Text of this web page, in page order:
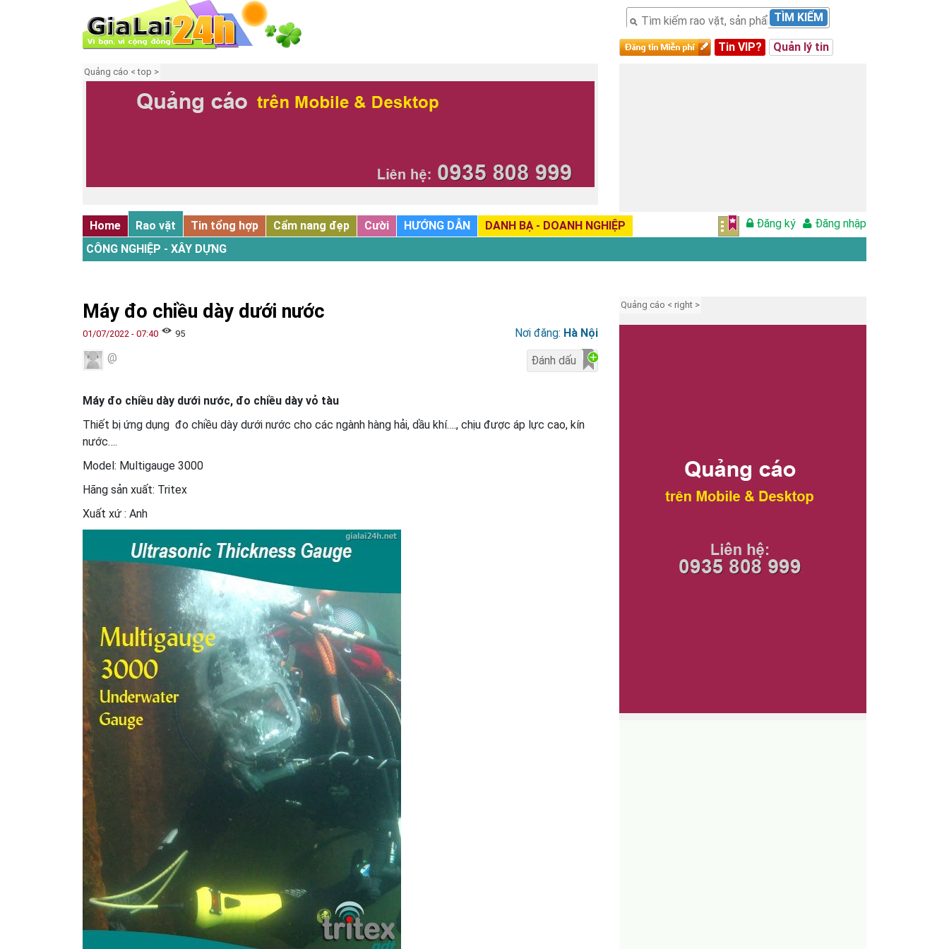
TÌM KIẾM
Tin VIP? Quản lý tin
Quảng cáo < top >
Home Rao vặt Tin tổng hợp Cẩm nang đẹp Cười HƯỚNG DẪN DANH BẠ - DOANH NGHIỆP Đăng ký
Đăng nhập
CÔNG NGHIỆP - XÂY DỰNG
Máy đo chiều dày dưới nước
01/07/2022 - 07:40 95 Nơi đăng: Hà Nội
@
Máy đo chiều dày dưới nước, đo chiều dày vỏ tàu
Thiết bị ứng dụng đo chiều dày dưới nước cho các ngành hàng hải, dầu khí…., chịu được áp lực cao, kín
nước….
Model: Multigauge 3000
Hãng sản xuất: Tritex
Xuất xứ : Anh
Quảng cáo < right >